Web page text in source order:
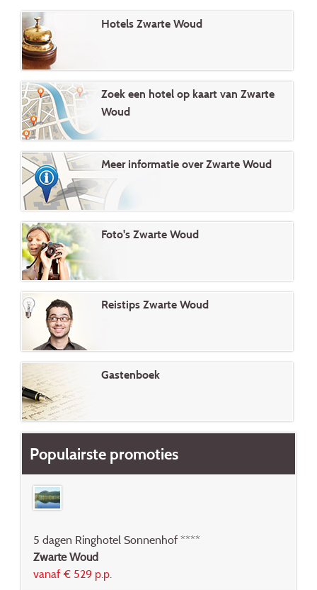
Hotels Zwarte Woud
Zoek een hotel op kaart van Zwarte
Woud
Meer informatie over Zwarte Woud
Foto's Zwarte Woud
Reistips Zwarte Woud
Gastenboek
Populairste promoties
5 dagen Ringhotel Sonnenhof ****
Zwarte Woud
vanaf € 529 p.p.